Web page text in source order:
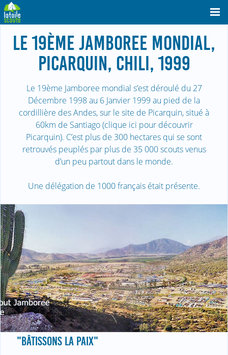
LE 19ÈME JAMBOREE MONDIAL,
PICARQUIN, CHILI, 1999
Le 19ème Jamboree mondial s’est déroulé du 27
Décembre 1998 au 6 Janvier 1999 au pied de la
cordillière des Andes, sur le site de Picarquin, situé à
60km de Santiago (clique ici pour découvrir
Picarquin). C’est plus de 300 hectares qui se sont
retrouvés peuplés par plus de 35 000 scouts venus
d’un peu partout dans le monde.
Une délégation de 1000 français était présente.
"BÂTISSONS LA PAIX"